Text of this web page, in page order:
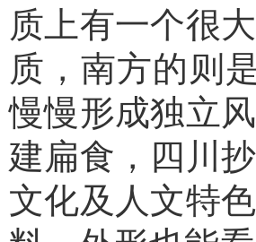
质上有一个很
质，南方的则
慢慢形成独立
建扁食，四川
文化及人文特